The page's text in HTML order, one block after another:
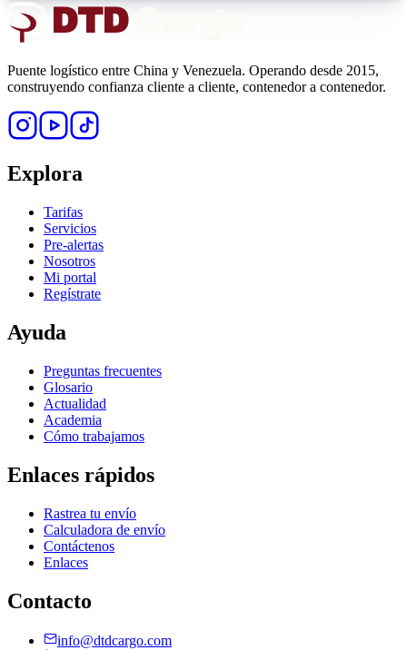
DTD
Puente logístico entre China y Venezuela. Operando desde 2015,
construyendo confianza cliente a cliente, contenedor a contenedor.
Explora
Tarifas
Servicios
Pre-alertas
Nosotros
Mi portal
Regístrate
Ayuda
Preguntas frecuentes
Glosario
Actualidad
Academia
Cómo trabajamos
Enlaces rápidos
Rastrea tu envío
Calculadora de envío
Contáctenos
Enlaces
Contacto
info@dtdcargo.com